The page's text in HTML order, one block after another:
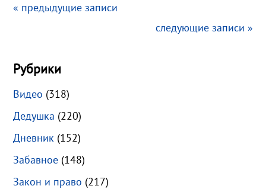
« предыдущие записи
следующие записи »
Рубрики
Видео (318)
Дедушка (220)
Дневник (152)
Забавное (148)
Закон и право (217)